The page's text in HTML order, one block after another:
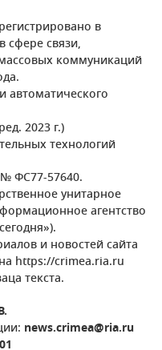
в
сфере связи,
коммуникаций
автоматического
2023 г.)
технологий
ФС77-57640.
унитарное
агентство
и новостей сайта
https://crimea.ria.ru
текста.
news.crimea@ria.ru